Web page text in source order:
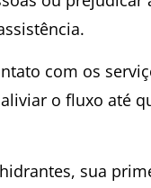
com os
o fluxo até
sua